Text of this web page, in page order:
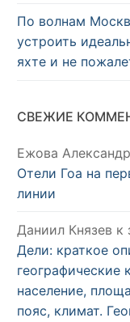
По волнам
устроить
яхте и не
СВЕЖИЕ
Ежова
Отели Гоа на
линии
Даниил Князев к
Дели: краткое
географические
население,
пояс, климат.